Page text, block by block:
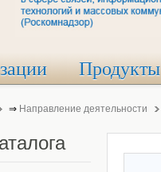
⇒ Направление деятельности